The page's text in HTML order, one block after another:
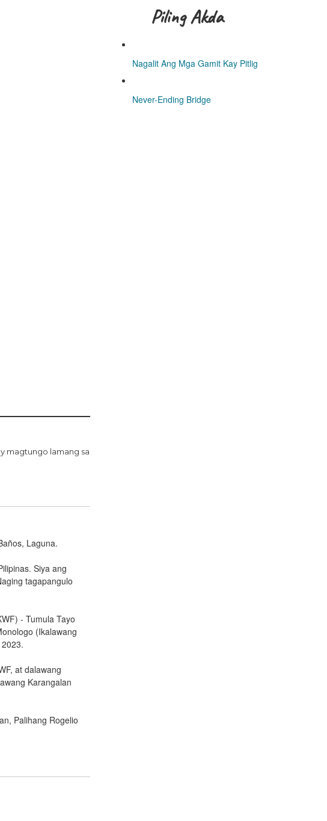
magtungo lamang sa
Laguna.
Siya ang
tagapangulo
- Tumula Tayo
(Ikalawang
at dalawang
Karangalan
Palihang Rogelio
Piling Akda
Nagalit Ang Mga Gamit Kay Pitlig
Never-Ending Bridge